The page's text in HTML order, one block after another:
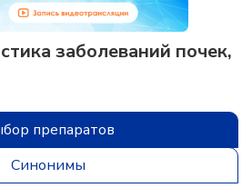
заболеваний почек,
препаратов
Синонимы